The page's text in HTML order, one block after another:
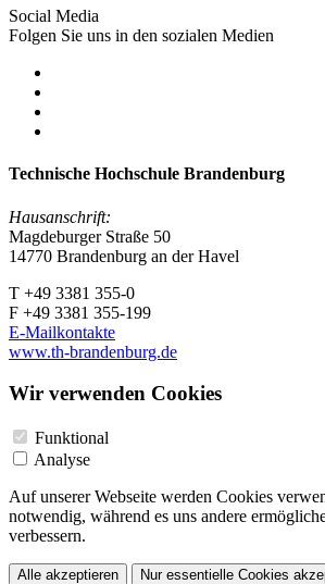
Social Media
Folgen Sie uns in den sozialen Medien
Technische Hochschule Brandenburg
Hausanschrift:
Magdeburger Straße 50
14770 Brandenburg an der Havel
T +49 3381 355-0
F +49 3381 355-199
E-Mailkontakte
www.th-brandenburg.de
Wir verwenden Cookies
Funktional
Analyse
Auf unserer Webseite werden Cookies
notwendig, während es uns andere
verbessern.
Alle akzeptieren Nur essentielle Cookies